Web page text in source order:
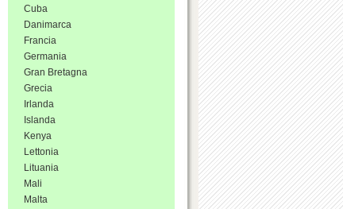
Cuba
Danimarca
Francia
Germania
Gran Bretagna
Grecia
Irlanda
Islanda
Kenya
Lettonia
Lituania
Mali
Malta